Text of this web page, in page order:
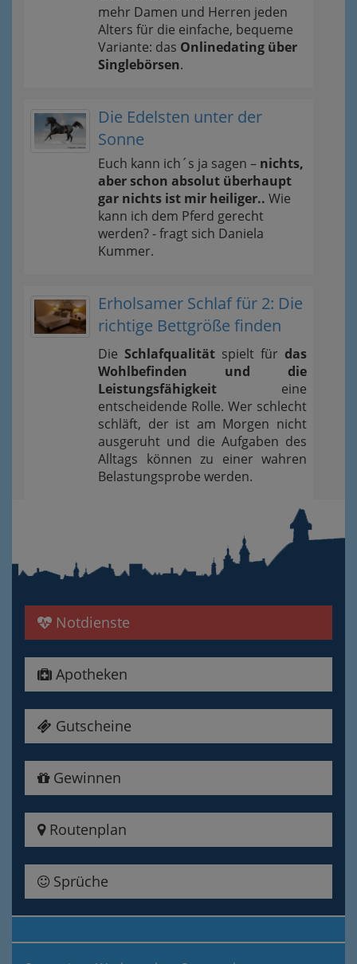
mehr Damen und Herren jeden
Alters für die einfache, bequeme
Variante: das Onlinedating über
Singlebörsen.
Die Edelsten unter der
Sonne
Euch kann ich´s ja sagen – nichts,
aber schon absolut überhaupt
gar nichts ist mir heiliger.. Wie
kann ich dem Pferd gerecht
werden? - fragt sich Daniela
Kummer.
Erholsamer Schlaf für 2: Die
richtige Bettgröße finden
Die Schlafqualität spielt für das
Wohlbefinden und die
Leistungsfähigkeit eine
entscheidende Rolle. Wer schlecht
schläft, der ist am Morgen nicht
ausgeruht und die Aufgaben des
Alltags können zu einer wahren
Belastungsprobe werden.
Notdienste
Apotheken
Gutscheine
Gewinnen
Routenplan
Sprüche